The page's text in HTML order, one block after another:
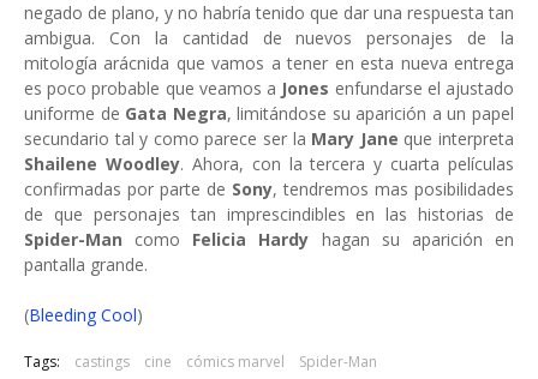
negado de plano, y no habría tenido que dar una respuesta tan
ambigua. Con la cantidad de nuevos personajes de la
mitología arácnida que vamos a tener en esta nueva entrega
es poco probable que veamos a Jones enfundarse el ajustado
uniforme de Gata Negra, limitándose su aparición a un papel
secundario tal y como parece ser la Mary Jane que interpreta
Shailene Woodley. Ahora, con la tercera y cuarta películas
confirmadas por parte de Sony, tendremos mas posibilidades
de que personajes tan imprescindibles en las historias de
Spider-Man como Felicia Hardy hagan su aparición en
pantalla grande.
(Bleeding Cool)
Tags: castings cine cómics marvel Spider-Man